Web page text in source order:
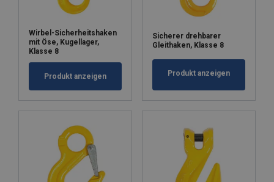
Wirbel-Sicherheitshaken
mit Öse, Kugellager,
Klasse 8
Produkt anzeigen
Sicherer drehbarer
Gleithaken, Klasse 8
Produkt anzeigen